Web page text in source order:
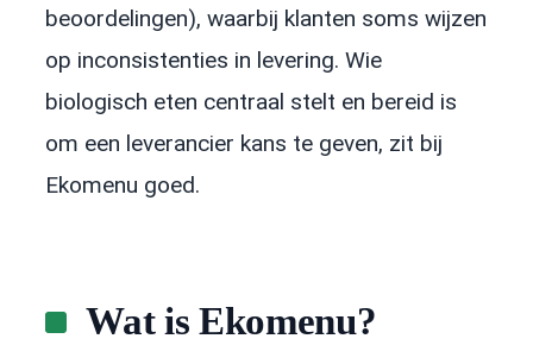
beoordelingen), waarbij klanten soms wijzen
op inconsistenties in levering. Wie
biologisch eten centraal stelt en bereid is
om een leverancier kans te geven, zit bij
Ekomenu goed.
Wat is Ekomenu?